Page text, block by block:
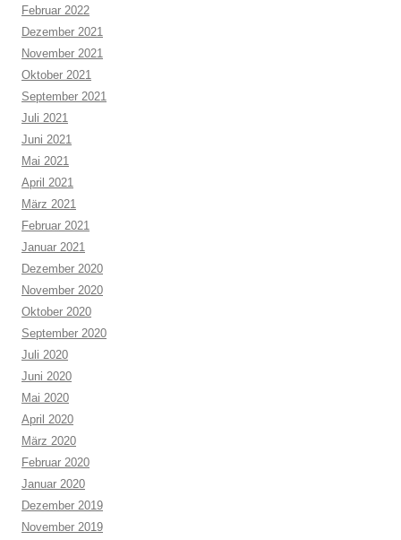
Februar 2022
Dezember 2021
November 2021
Oktober 2021
September 2021
Juli 2021
Juni 2021
Mai 2021
April 2021
März 2021
Februar 2021
Januar 2021
Dezember 2020
November 2020
Oktober 2020
September 2020
Juli 2020
Juni 2020
Mai 2020
April 2020
März 2020
Februar 2020
Januar 2020
Dezember 2019
November 2019